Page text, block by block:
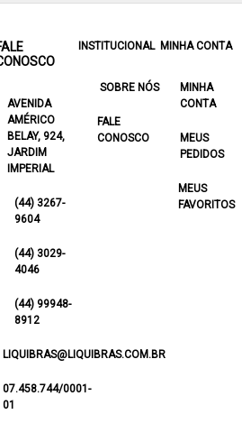
AVENIDA
AMÉRICO
BELAY, 924,
JARDIM
IMPERIAL
(44) 3267-
9604
(44) 3029-
4046
(44) 99948-
8912
LIQUIBRAS@LIQUIBRAS.COM.BR
07.458.744/0001-
01
INSTITUCIONAL
SOBRE NÓS
FALE
CONOSCO
MINHA CONTA
MINHA
CONTA
MEUS
PEDIDOS
MEUS
FAVORITOS